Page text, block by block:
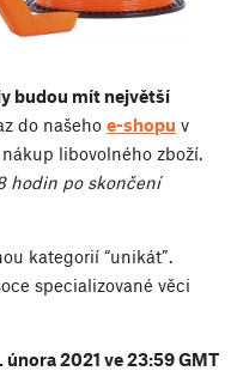
budou mít největší
do našeho e-shopu v
libovolného zboží.
hodin po skončení
kategorií “unikát”.
specializované věci
2021 ve 23:59 GMT